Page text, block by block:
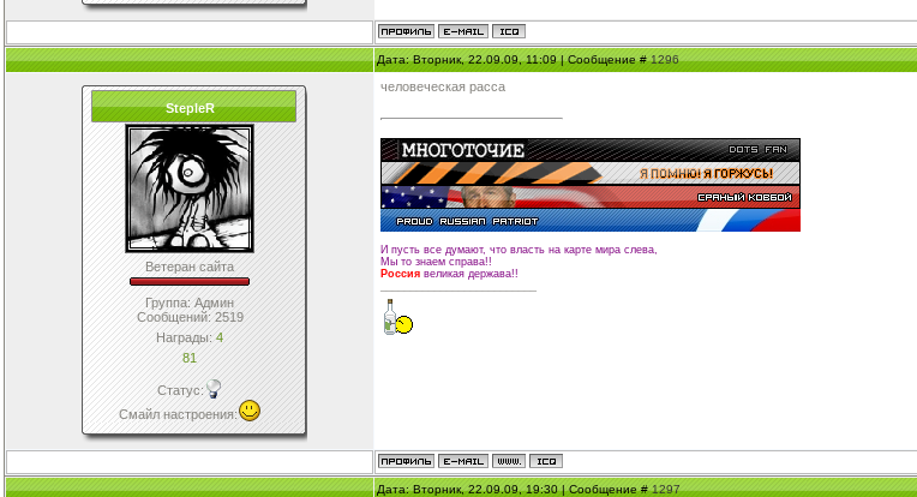
Дата: Вторник, 22.09.09, 11:09 | Сообщение #1296
StepleR
Ветеран сайта
Группа: Админ
Сообщений:2519
Награды:4
81
Статус:
Смайл настроения:
человеческая расса
И пусть все думают, что власть на карте мира слева,
Мы то знаем справа!!
Россия великая держава!!
Дата: Вторник, 22.09.09, 19:30 | Сообщение #1297